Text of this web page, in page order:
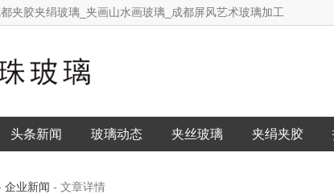
夹胶夹绢玻璃_夹画山水画玻璃_成都屏风艺术玻璃加工
头条新闻 玻璃动态 夹丝玻璃 夹绢夹胶
企业新闻 - 文章详情